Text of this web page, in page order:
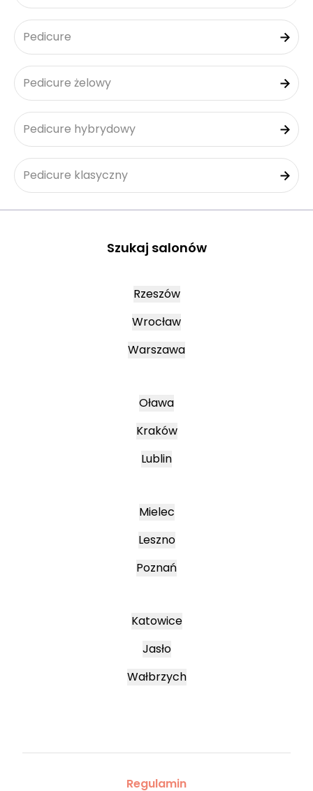
Pedicure
Pedicure żelowy
Pedicure hybrydowy
Pedicure klasyczny
Szukaj salonów
Rzeszów
Wrocław
Warszawa
Oława
Kraków
Lublin
Mielec
Leszno
Poznań
Katowice
Jasło
Wałbrzych
Regulamin